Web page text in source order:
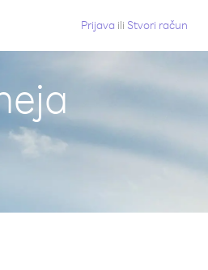
Prijava ili Stvori račun